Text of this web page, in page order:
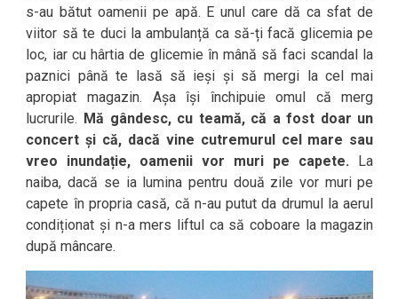
s-au bătut oamenii pe apă. E unul care dă ca sfat de
viitor să te duci la ambulanță ca să-ți facă glicemia pe
loc, iar cu hârtia de glicemie în mână să faci scandal la
paznici până te lasă să ieși și să mergi la cel mai
apropiat magazin. Așa își închipuie omul că merg
lucrurile. Mă gândesc, cu teamă, că a fost doar un
concert și că, dacă vine cutremurul cel mare sau
vreo inundație, oamenii vor muri pe capete. La
naiba, dacă se ia lumina pentru două zile vor muri pe
capete în propria casă, că n-au putut da drumul la aerul
condiționat și n-a mers liftul ca să coboare la magazin
după mâncare.